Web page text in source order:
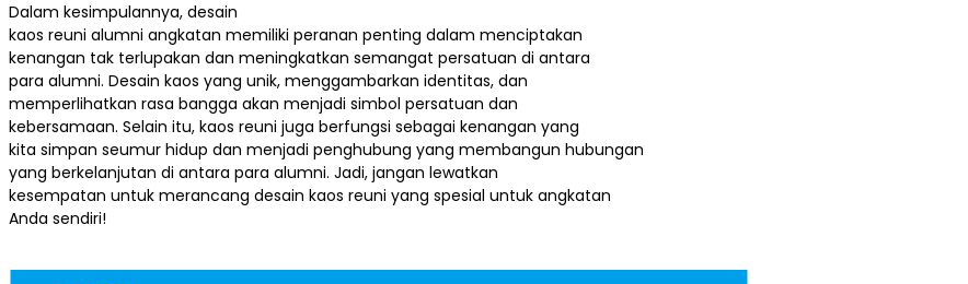
Dalam kesimpulannya, desain
kaos reuni alumni angkatan memiliki peranan penting dalam menciptakan
kenangan tak terlupakan dan meningkatkan semangat persatuan di antara
para alumni. Desain kaos yang unik, menggambarkan identitas, dan
memperlihatkan rasa bangga akan menjadi simbol persatuan dan
kebersamaan. Selain itu, kaos reuni juga berfungsi sebagai kenangan yang
kita simpan seumur hidup dan menjadi penghubung yang membangun hubungan
yang berkelanjutan di antara para alumni. Jadi, jangan lewatkan
kesempatan untuk merancang desain kaos reuni yang spesial untuk angkatan
Anda sendiri!